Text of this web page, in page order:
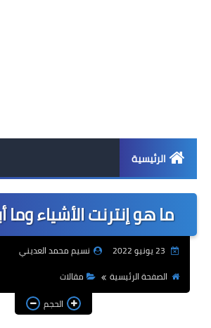
الرئيسية
اخبار
ابل
اندرويد
ويندوز
مراجعات
ما هو إنترنت الأشياء وما
نسيم محمد العديني
الصفحة الرئيسية
مقالات
الحجم